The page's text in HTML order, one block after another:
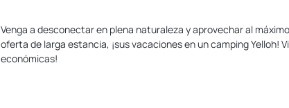
Venga a desconectar en plena naturaleza y aprovechar al
oferta de larga estancia, ¡sus vacaciones en un camping Yelloh!
económicas!